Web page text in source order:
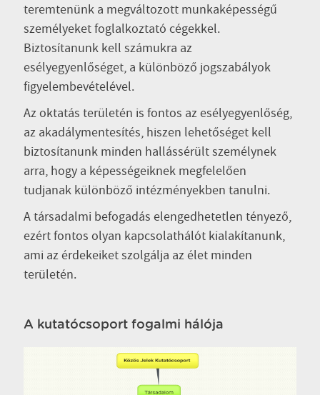
teremtenünk a megváltozott munkaképességű
személyeket foglalkoztató cégekkel.
Biztosítanunk kell számukra az
esélyegyenlőséget, a különböző jogszabályok
figyelembevételével.
Az oktatás területén is fontos az esélyegyenlőség,
az akadálymentesítés, hiszen lehetőséget kell
biztosítanunk minden hallássérült személynek
arra, hogy a képességeiknek megfelelően
tudjanak különböző intézményekben tanulni.
A társadalmi befogadás elengedhetetlen tényező,
ezért fontos olyan kapcsolathálót kialakítanunk,
ami az érdekeiket szolgálja az élet minden
területén.
A kutatócsoport fogalmi hálója